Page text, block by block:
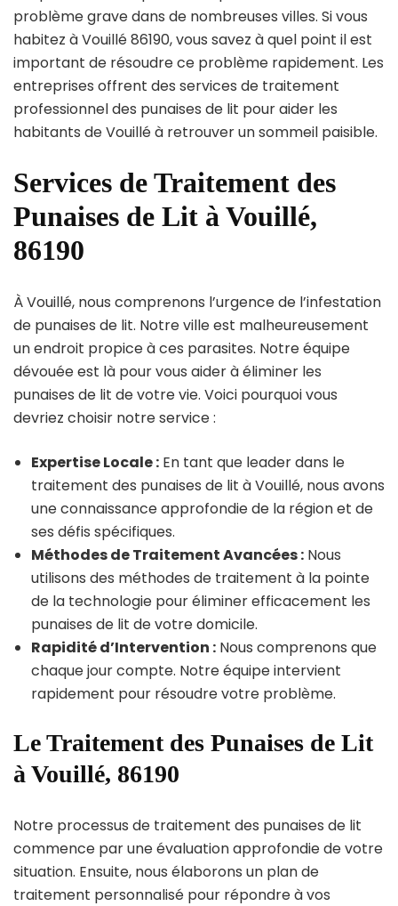
problème grave dans de nombreuses villes. Si vous
habitez à Vouillé 86190, vous savez à quel point il est
important de résoudre ce problème rapidement. Les
entreprises offrent des services de traitement
professionnel des punaises de lit pour aider les
habitants de Vouillé à retrouver un sommeil paisible.
Services de Traitement des
Punaises de Lit à Vouillé,
86190
À Vouillé, nous comprenons l’urgence de l’infestation
de punaises de lit. Notre ville est malheureusement
un endroit propice à ces parasites. Notre équipe
dévouée est là pour vous aider à éliminer les
punaises de lit de votre vie. Voici pourquoi vous
devriez choisir notre service :
Expertise Locale : En tant que leader dans le
traitement des punaises de lit à Vouillé, nous avons
une connaissance approfondie de la région et de
ses défis spécifiques.
Méthodes de Traitement Avancées : Nous
utilisons des méthodes de traitement à la pointe
de la technologie pour éliminer efficacement les
punaises de lit de votre domicile.
Rapidité d’Intervention : Nous comprenons que
chaque jour compte. Notre équipe intervient
rapidement pour résoudre votre problème.
Le Traitement des Punaises de Lit
à Vouillé, 86190
Notre processus de traitement des punaises de lit
commence par une évaluation approfondie de votre
situation. Ensuite, nous élaborons un plan de
traitement personnalisé pour répondre à vos